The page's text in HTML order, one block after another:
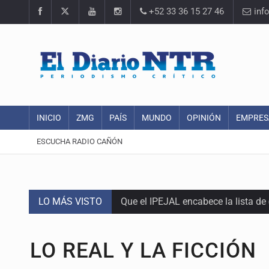
+52 33 36 15 27 46
INICIO ZMG PAÍS MUNDO OPINIÓN
ESCUCHA RADIO CAÑÓN
LO MÁS VISTO Que el IPEJAL encabece la lista
Catean centro de fraudes
LO REAL Y LA FICCIÓN